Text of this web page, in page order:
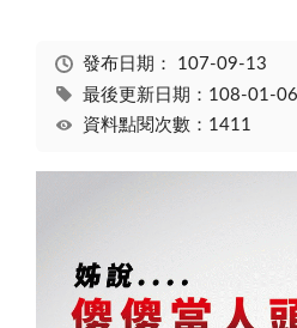
發布日期： 107-09-13
最後更新日期：108-01-06
資料點閱次數：1411